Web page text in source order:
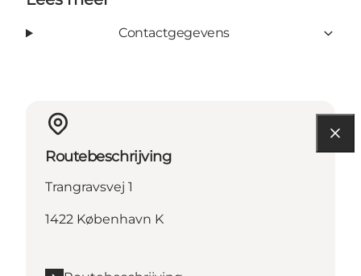
Contactgegevens
Routebeschrijving
Trangravsvej 1
1422 København K